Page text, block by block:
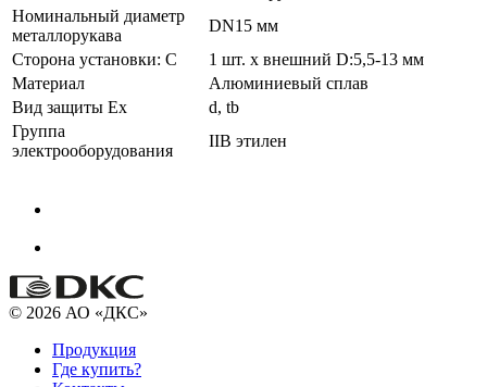
Номинальный диаметр
металлорукава
DN15 мм
Сторона установки: C
1 шт. x внешний D:5,5-13 мм
Материал
Алюминиевый сплав
Вид защиты Ex
d, tb
Группа
электрооборудования
IIВ этилен
© 2026 АО «ДКС»
Продукция
Где купить?